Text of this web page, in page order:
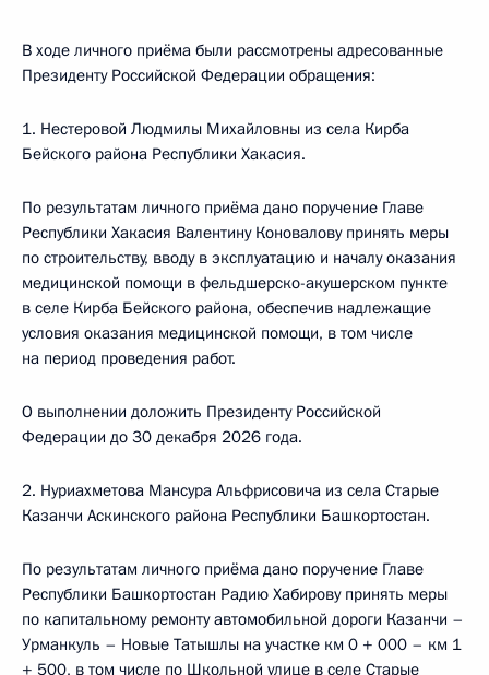
В ходе личного приёма были рассмотрены адресованные
Президенту Российской Федерации обращения:
1. Нестеровой Людмилы Михайловны из села Кирба
Бейского района Республики Хакасия.
По результатам личного приёма дано поручение Главе
Республики Хакасия Валентину Коновалову принять меры
по строительству, вводу в эксплуатацию и началу оказания
медицинской помощи в фельдшерско-акушерском пункте
в селе Кирба Бейского района, обеспечив надлежащие
условия оказания медицинской помощи, в том числе
на период проведения работ.
О выполнении доложить Президенту Российской
Федерации до 30 декабря 2026 года.
2. Нуриахметова Мансура Альфрисовича из села Старые
Казанчи Аскинского района Республики Башкортостан.
По результатам личного приёма дано поручение Главе
Республики Башкортостан Радию Хабирову принять меры
по капитальному ремонту автомобильной дороги Казанчи –
Урманкуль – Новые Татышлы на участке км 0 + 000 – км 1
+ 500, в том числе по Школьной улице в селе Старые